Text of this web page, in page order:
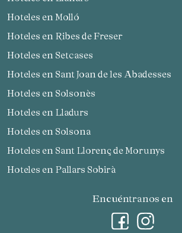
Hoteles en Molló
Hoteles en Ribes de Freser
Hoteles en Setcases
Hoteles en Sant Joan de les Abadesses
Hoteles en Solsonès
Hoteles en Lladurs
Hoteles en Solsona
Hoteles en Sant Llorenç de Morunys
Hoteles en Pallars Sobirà
Encuéntranos en